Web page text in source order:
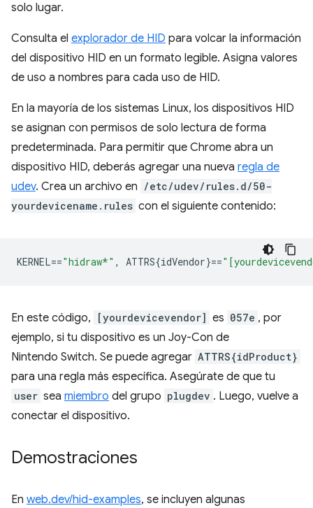
solo lugar.
Consulta el explorador de HID para volcar la información
del dispositivo HID en un formato legible. Asigna valores
de uso a nombres para cada uso de HID.
En la mayoría de los sistemas Linux, los dispositivos HID
se asignan con permisos de solo lectura de forma
predeterminada. Para permitir que Chrome abra un
dispositivo HID, deberás agregar una nueva regla de
udev. Crea un archivo en /etc/udev/rules.d/50-
yourdevicename.rules con el siguiente contenido:
KERNEL=="hidraw*" , ATTRS{idVendor}==
En este código, [yourdevicevendor] es 057e , por
ejemplo, si tu dispositivo es un Joy-Con de
Nintendo Switch. Se puede agregar ATTRS{idProduct}
para una regla más específica. Asegúrate de que tu
user sea miembro del grupo plugdev . Luego, vuelve a
conectar el dispositivo.
Demostraciones
En web.dev/hid-examples, se incluyen algunas